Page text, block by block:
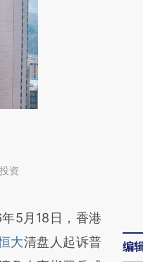
资
：本文由第三方
文章
5月18日，香港
大清盘人起诉普
编